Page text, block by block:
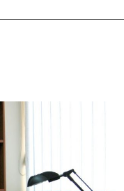
Linguistics in